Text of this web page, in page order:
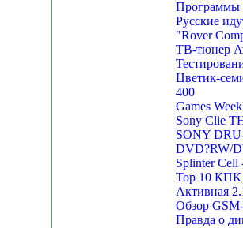
Программы
Русские
"Rover
ТВ-тюнер
Цветик-
400
Games
Sony Clie
SONY
DVD?RW/
Splinter Cell
Top 10 КПК
Активная
Обзор
Правда о